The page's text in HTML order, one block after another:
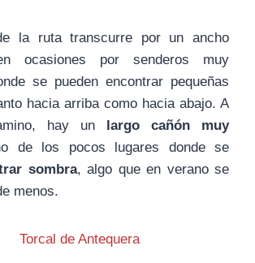
la ruta transcurre por un ancho
ocasiones por senderos muy
se pueden encontrar pequeñas
hacia arriba como hacia abajo. A
hay un largo cañón muy
de los pocos lugares donde se
sombra, algo que en verano se
menos.